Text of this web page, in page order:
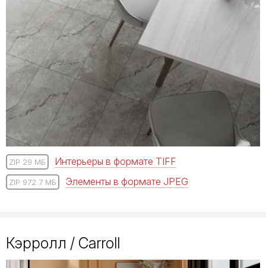
ZIP 29 МБ Интерьеры в формате TIFF
ZIP 972.7 МБ Элементы в формате JPEG
Кэрролл / Carroll